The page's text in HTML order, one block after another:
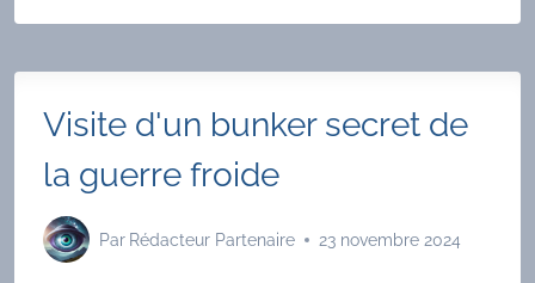
QUANTIQUE
QUASI-
DE
Visite d'un bunker secret de
la guerre froide
Par Rédacteur Partenaire 23 novembre 2024